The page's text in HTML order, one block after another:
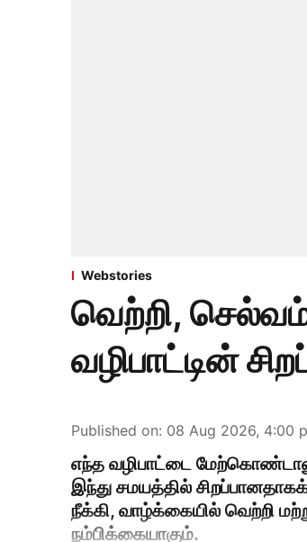
Webstories
வெற்றி,
வழிபாட்டின்
Published on: 08 Aug 2026, 4:00
எந்த வழிபாட்டை
இந்து சமயத்தில்
நீக்கி, வாழ்க்கையில் வெற்றி
நம்பிக்கையாகும்.